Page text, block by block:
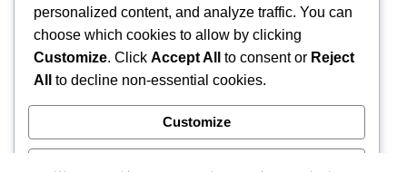
April 2020
March 2020
February 2020
December 2019
personalized content, and analyze traffic. You can
choose which cookies to allow by clicking
Customize. Click Accept All to consent or Reject
All
to decline non-essential cookies.
Customize